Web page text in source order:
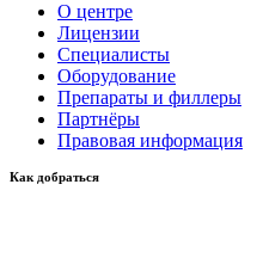
О центре
Лицензии
Специалисты
Оборудование
Препараты и филлеры
Партнёры
Правовая информация
Как добраться